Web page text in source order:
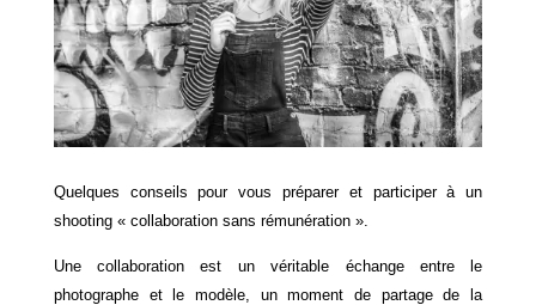
Quelques conseils pour vous préparer et participer à un
shooting « collaboration sans rémunération ».
Une collaboration est un véritable échange entre le
photographe et le modèle, un moment de partage de la